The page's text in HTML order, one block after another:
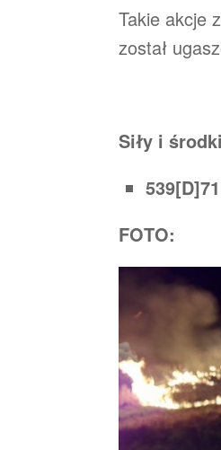
Takie akcje
został
Siły i
539[D]71
FOTO: